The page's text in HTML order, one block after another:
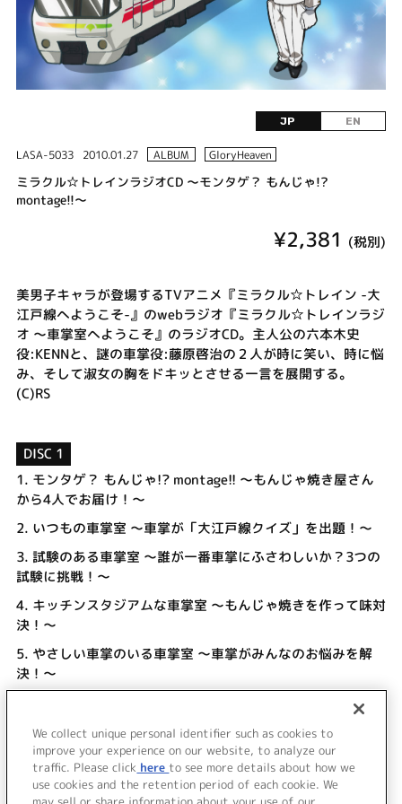
JP EN
LASA-5033 2010.01.27 ALBUM GloryHeaven
ミラクル☆トレインラジオCD ～モンタゲ？ もんじゃ!?
montage!!～
¥2,381 (税別)
美男子キャラが登場するTVアニメ『ミラクル☆トレイン -大
江戸線へようこそ-』のwebラジオ『ミラクル☆トレインラジ
オ ～車掌室へようこそ』のラジオCD。主人公の六本木史
役:KENNと、謎の車掌役:藤原啓治の２人が時に笑い、時に悩
み、そして淑女の胸をドキッとさせる一言を展開する。
(C)RS
DISC 1
1. モンタゲ？ もんじゃ!? montage!! ～もんじゃ焼き屋さん
から4人でお届け！～
2. いつもの車掌室 ～車掌が「大江戸線クイズ」を出題！～
3. 試験のある車掌室 ～誰が一番車掌にふさわしいか？3つの
試験に挑戦！～
4. キッチンスタジアムな車掌室 ～もんじゃ焼きを作って味対
決！～
5. やさしい車掌のいる車掌室 ～車掌がみんなのお悩みを解
決！～
パーソナリティ逆転の車掌室 ～都庁 前と月島十六夜がパ
ミラクル☆エンディング ～いろんな車掌室を振り返って～
We collect unique personal identifier such as cookies to
improve your experience on our website, to analyze our
traffic. Please click here to see more details about how we
use cookies and the retention period of each cookie. We